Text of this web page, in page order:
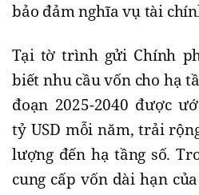
bảo đảm nghĩa vụ tài
Tại tờ trình gửi Chính
biết nhu cầu vốn cho hạ
đoạn 2025-2040 được
tỷ USD mỗi năm, trải
lượng đến hạ tầng số.
cung cấp vốn dài hạn